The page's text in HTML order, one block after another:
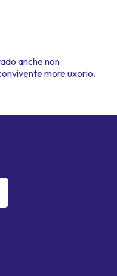
anche non
more uxorio.